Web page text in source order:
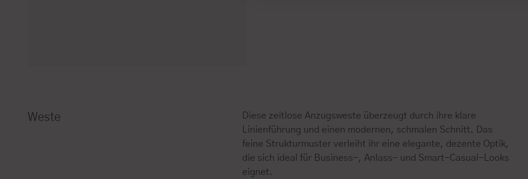
Weste
Diese zeitlose Anzugsweste überzeugt durch ihre klare
Linienführung und einen modernen, schmalen Schnitt. Das
feine Strukturmuster verleiht ihr eine elegante, dezente Optik,
die sich ideal für Business-, Anlass- und Smart-Casual-Looks
eignet.